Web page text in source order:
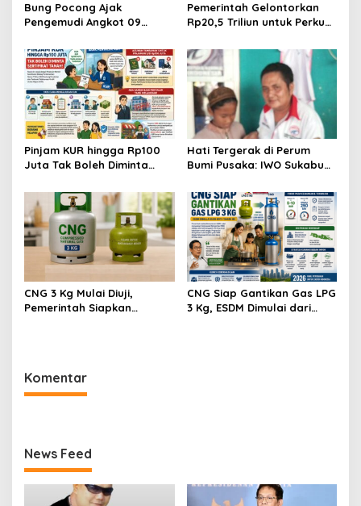
Bung Pocong Ajak
Pengemudi Angkot 09
Melintas hingga Labora
Pemerintah Gelontorkan
Rp20,5 Triliun untuk Perkuat
Pastikan Gaji PPPK Aman
Pinjam KUR hingga Rp100
Juta Tak Boleh Diminta
dan Sanksinya
Hati Tergerak di Perum
Bumi Pusaka: IWO Sukabumi
Peduli Anak Yatim
CNG 3 Kg Mulai Diuji,
Pemerintah Siapkan
CNG Siap Gantikan Gas LPG
3 Kg, ESDM Dimulai dari
Komentar
News Feed